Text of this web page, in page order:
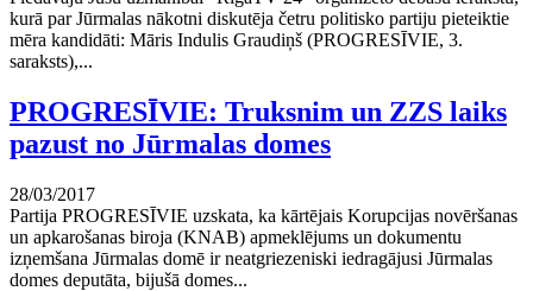
kurā par Jūrmalas nākotni diskutēja četru politisko partiju pieteiktie
mēra kandidāti: Māris Indulis Graudiņš (PROGRESĪVIE, 3.
saraksts),...
PROGRESĪVIE: Truksnim un ZZS laiks
pazust no Jūrmalas domes
28/03/2017
Partija PROGRESĪVIE uzskata, ka kārtējais Korupcijas novēršanas
un apkarošanas biroja (KNAB) apmeklējums un dokumentu
izņemšana Jūrmalas domē ir neatgriezeniski iedragājusi Jūrmalas
domes deputāta, bijušā domes...